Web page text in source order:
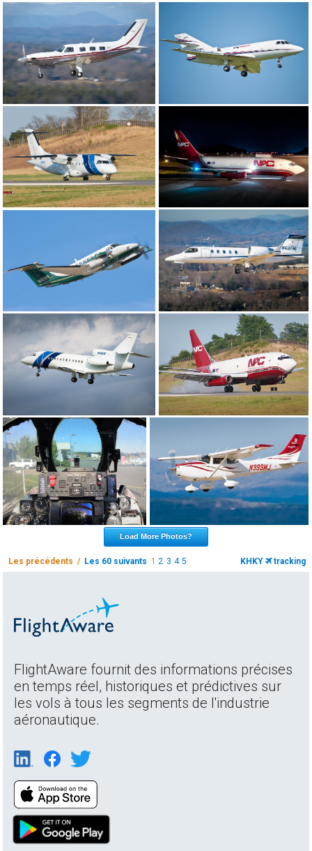
Load More Photos?
Les précédents / Les 60 suivants 12 3 4 5 KHKY tracking
FlightAware fournit des informations précises
en temps réel, historiques et prédictives sur
les vols à tous les segments de l'industrie
aéronautique.